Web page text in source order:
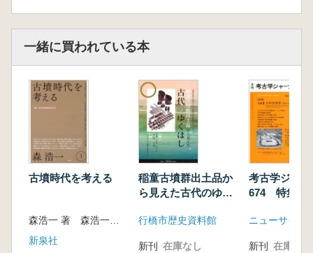
一緒に買われている本
古墳時代を考える
森浩一 著 森浩一著作集編集委員会 編
新泉社
稲童古墳群出土品か
ら見えた古代のゆく
行橋市歴史資料館
新刊 在庫なし
考古学ジャ
674 特集
周年
ニューサイエ
新刊 在庫なし